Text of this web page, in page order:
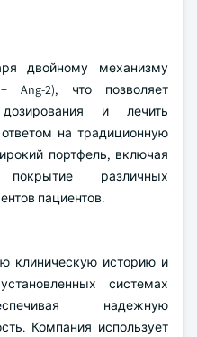
двойному механизму
Ang-2), что позволяет
и лечить
на традиционную
портфель, включая
покрытие различных
пациентов.
клиническую историю и
системах
надежную
Компания использует